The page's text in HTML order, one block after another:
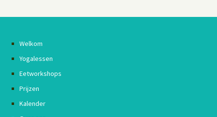
Welkom
Yogalessen
Eetworkshops
Prijzen
Kalender